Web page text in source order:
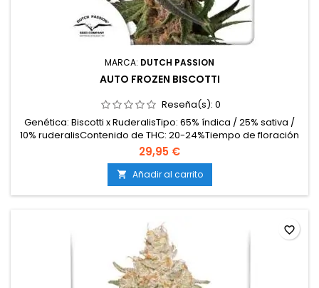
MARCA: DUTCH PASSION
AUTO FROZEN BISCOTTI
Reseña(s): 0
Genética: Biscotti x RuderalisTipo: 65% índica / 25% sativa /
10% ruderalisContenido de THC: 20-24%Tiempo de floración
/ ciclo completo: 10-11 semanas desde
germinaciónProducción en interior: 450-550
g/m²Producción en exterior: 80-150 g/plantaAltura: 80-110 cm
en interior; hasta 140 cm en exteriorAromas y
sabores: Dulces, cremosos y...
29,95 €
 Añadir al carrito
favorite_border